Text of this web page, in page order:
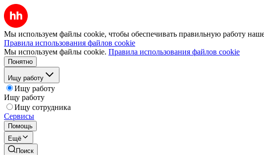
Мы используем файлы cookie, чтобы обеспечивать правильную работу
Правила использования файлов cookie
Мы используем файлы cookie. Правила использования файлов cookie
Понятно
Ищу работу
Ищу работу
Ищу работу
Ищу сотрудника
Сервисы
Помощь
Ещё
Поиск